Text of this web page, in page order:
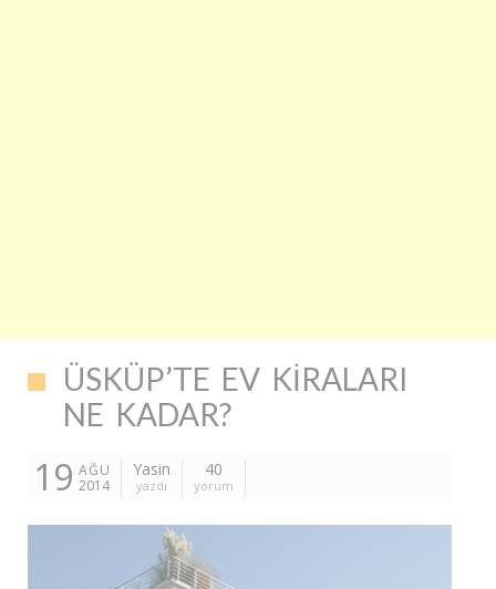
ÜSKÜP’TE EV KIRALARI
NE KADAR?
19 AĞU
2014
Yasin
yazdı
40
yorum